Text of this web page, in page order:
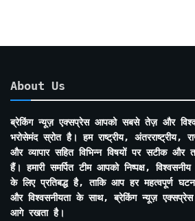
About Us
ब्रेकिंग न्यूज़ एक्सप्रेस आपको सबसे तेज़ और
भरोसेमंद स्रोत है। हम राष्ट्रीय, अंतरराष्ट्रीय,
और व्यापार सहित विभिन्न विषयों पर सटीक और
हैं। हमारी समर्पित टीम आपको निष्पक्ष,
के लिए प्रतिबद्ध है, ताकि आप हर महत्वपूर्ण
और विश्वसनीयता के साथ, ब्रेकिंग न्यूज़
आगे रखता है।